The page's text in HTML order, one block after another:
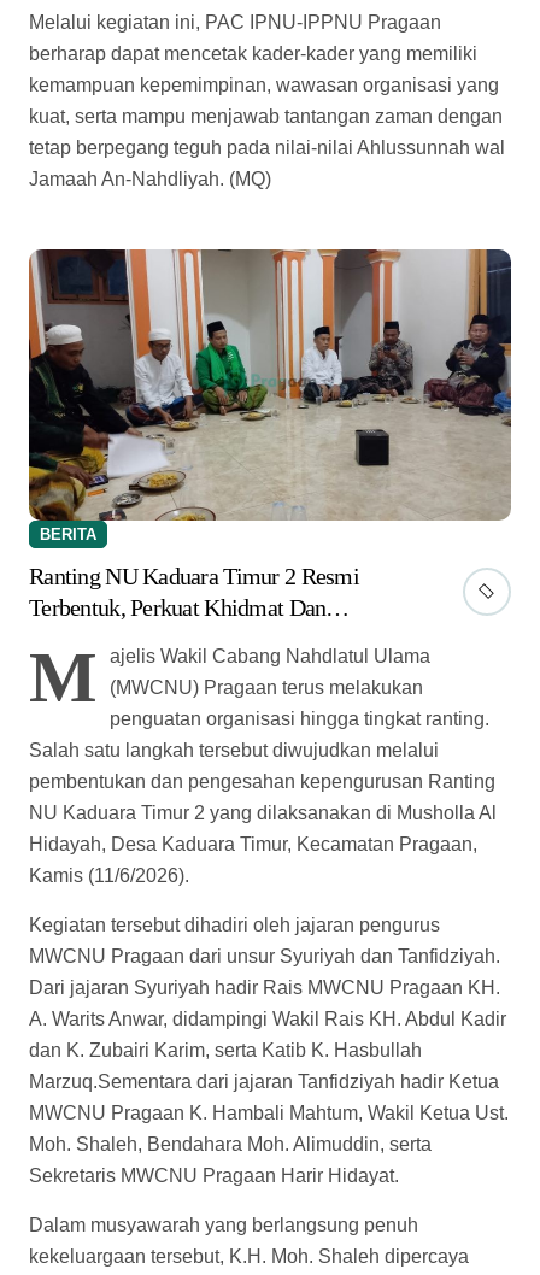
Melalui kegiatan ini, PAC IPNU-IPPNU Pragaan
berharap dapat mencetak kader-kader yang memiliki
kemampuan kepemimpinan, wawasan organisasi yang
kuat, serta mampu menjawab tantangan zaman dengan
tetap berpegang teguh pada nilai-nilai Ahlussunnah wal
Jamaah An-Nahdliyah. (MQ)
BERITA
Ranting NU Kaduara Timur 2 Resmi
Terbentuk, Perkuat Khidmat Dan
M
ajelis Wakil Cabang Nahdlatul Ulama
(MWCNU) Pragaan terus melakukan
penguatan organisasi hingga tingkat ranting.
Salah satu langkah tersebut diwujudkan melalui
pembentukan dan pengesahan kepengurusan Ranting
NU Kaduara Timur 2 yang dilaksanakan di Musholla Al
Hidayah, Desa Kaduara Timur, Kecamatan Pragaan,
Kamis (11/6/2026).
Kegiatan tersebut dihadiri oleh jajaran pengurus
MWCNU Pragaan dari unsur Syuriyah dan Tanfidziyah.
Dari jajaran Syuriyah hadir Rais MWCNU Pragaan KH.
A. Warits Anwar, didampingi Wakil Rais KH. Abdul Kadir
dan K. Zubairi Karim, serta Katib K. Hasbullah
Marzuq.Sementara dari jajaran Tanfidziyah hadir Ketua
MWCNU Pragaan K. Hambali Mahtum, Wakil Ketua Ust.
Moh. Shaleh, Bendahara Moh. Alimuddin, serta
Sekretaris MWCNU Pragaan Harir Hidayat.
Dalam musyawarah yang berlangsung penuh
kekeluargaan tersebut, K.H. Moh. Shaleh dipercaya